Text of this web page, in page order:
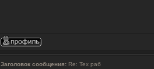
Заголовок сообщения: Re: Тех раб